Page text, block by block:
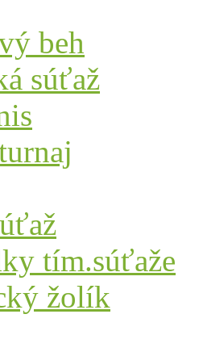
beh
súťaž
tím.súťaže
žolík